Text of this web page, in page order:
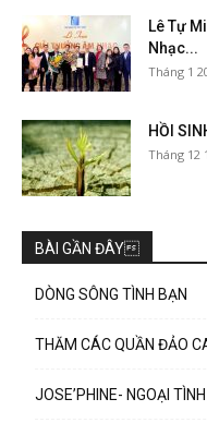
Lê Tự
Nhạc...
Tháng 1
HỒI
Tháng 12
BÀI GẦN ĐÂY
DÒNG SÔNG TÌNH BẠN
THĂM CÁC QUẦN ĐẢO
JOSE’PHINE- NGOẠI